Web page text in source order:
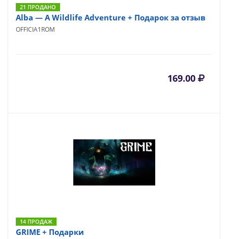
21 ПРОДАНО
Alba — A Wildlife Adventure + Подарок за отзыв
OFFICIA1ROM
169.00
14 ПРОДАЖ
GRIME + Подарки